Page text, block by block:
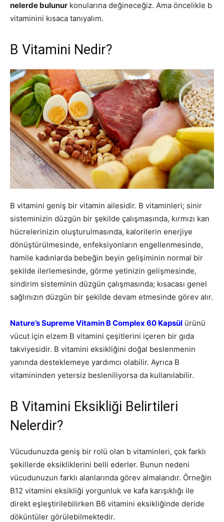
nelerde bulunur konularına değineceğiz. Ama öncelikle b
vitaminini kısaca tanıyalım.
B Vitamini Nedir?
B vitamini geniş bir vitamin ailesidir. B vitaminleri; sinir
sisteminizin düzgün bir şekilde çalışmasında, kırmızı kan
hücrelerinizin oluşturulmasında, kalorilerin enerjiye
dönüştürülmesinde, enfeksiyonların engellenmesinde,
hamile kadınlarda bebeğin beyin gelişiminin normal bir
şekilde ilerlemesinde, görme yetinizin gelişmesinde,
sindirim sisteminin düzgün çalışmasında; kısacası genel
sağlınızın düzgün bir şekilde devam etmesinde görev alır.
Nature’s Supreme Vitamin B Complex 60 Kapsül ürünü
vücut için elzem B vitamini çeşitlerini içeren bir gıda
takviyesidir. B vitamini eksikliğini doğal beslenmenin
yanında desteklemeye yardımcı olabilir. Ayrıca B
vitamininden yetersiz besleniliyorsa da kullanılabilir.
B Vitamini Eksikliği Belirtileri
Nelerdir?
Vücudunuzda geniş bir rolü olan b vitaminleri, çok farklı
şekillerde eksikliklerini belli ederler. Bunun nedeni
vücudunuzun farklı alanlarında görev almalarıdır. Örneğin
B12 vitamini eksikliği yorgunluk ve kafa karışıklığı ile
direkt eşleştirilebilirken B6 vitamini eksikliğinde deride
döküntüler görülebilmektedir.